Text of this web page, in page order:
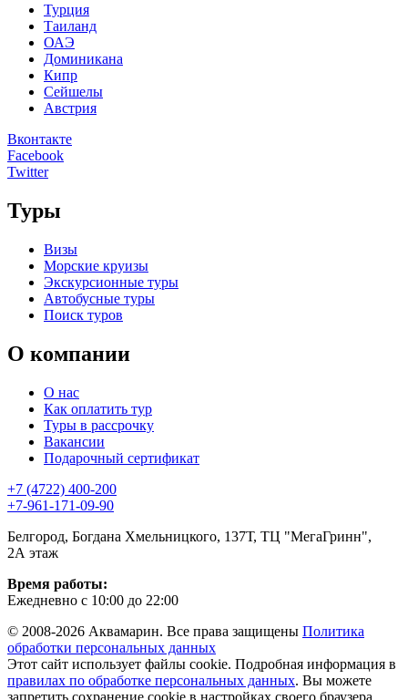
Турция
Таиланд
ОАЭ
Доминикана
Кипр
Сейшелы
Австрия
Вконтакте
Facebook
Twitter
Туры
Визы
Морские круизы
Экскурсионные туры
Автобусные туры
Поиск туров
О компании
О нас
Как оплатить тур
Туры в рассрочку
Вакансии
Подарочный сертификат
+7 (4722) 400-200
+7-961-171-09-90
Белгород, Богдана Хмельницкого, 137Т, ТЦ "МегаГринн",
2А этаж
Время работы:
Ежедневно с 10:00 до 22:00
© 2008-2026 Аквамарин. Все права защищены Политика
обработки персональных данных
Этот сайт использует файлы cookie. Подробная информация в
правилах по обработке персональных данных. Вы можете
запретить сохранение cookie в настройках своего браузера.